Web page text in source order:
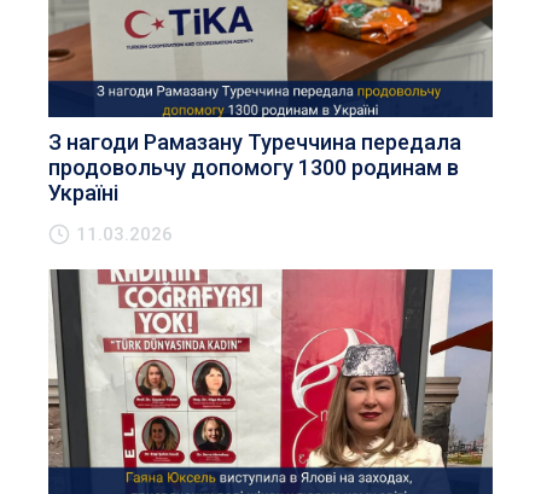
З нагоди Рамазану Туреччина передала
продовольчу допомогу 1300 родинам в
Україні
11.03.2026